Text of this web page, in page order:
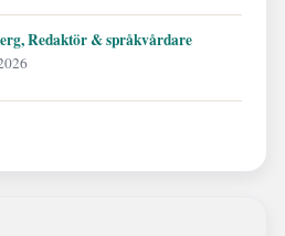
Redaktör & språkvårdare